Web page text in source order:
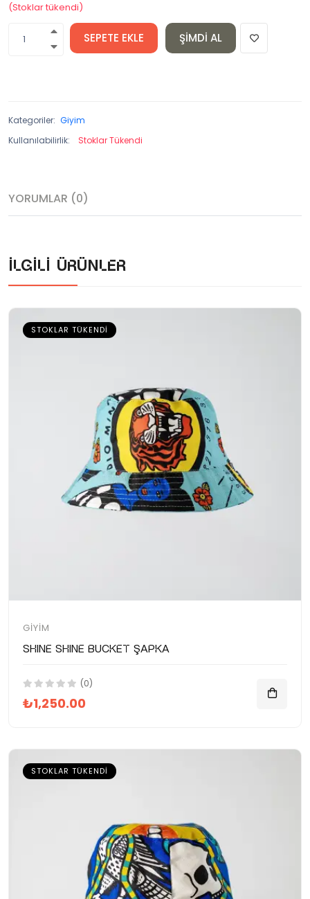
(Stoklar tükendi)
SEPETE EKLE ŞIMDI AL
Kategoriler: Giyim
Kullanılabilirlik:
Stoklar Tükendi
YORUMLAR (0)
İlgili ürünler
STOKLAR TÜKENDI
GIYIM
SHINE SHINE Bucket Şapka
(0)
₺1,250.00
STOKLAR TÜKENDI